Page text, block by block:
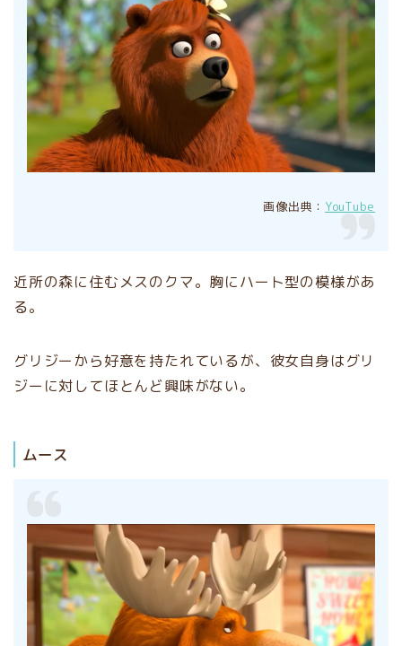
画像出典： YouTube
近所の森に住むメスのクマ。胸にハート型の模様があ
る。
グリジーから好意を持たれているが、彼女自身はグリ
ジーに対してほとんど興味がない。
ムース